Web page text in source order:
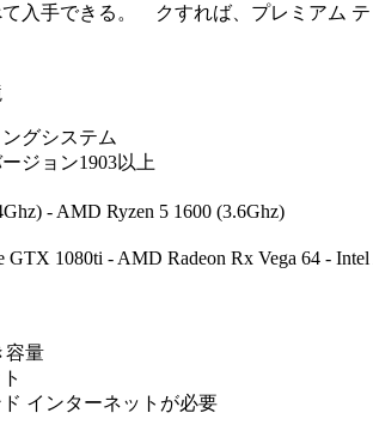
入手できる。
クすれば、プレミアム
グシステム
ジョン1903以上
- AMD Ryzen 5 1600 (3.6Ghz)
GTX 1080ti - AMD Radeon Rx Vega 64 -
容量
インターネットが必要